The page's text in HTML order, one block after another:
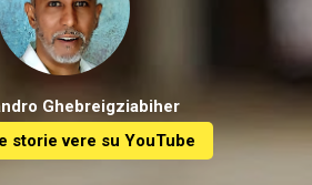
Ghebreigziabiher
storie vere su YouTube